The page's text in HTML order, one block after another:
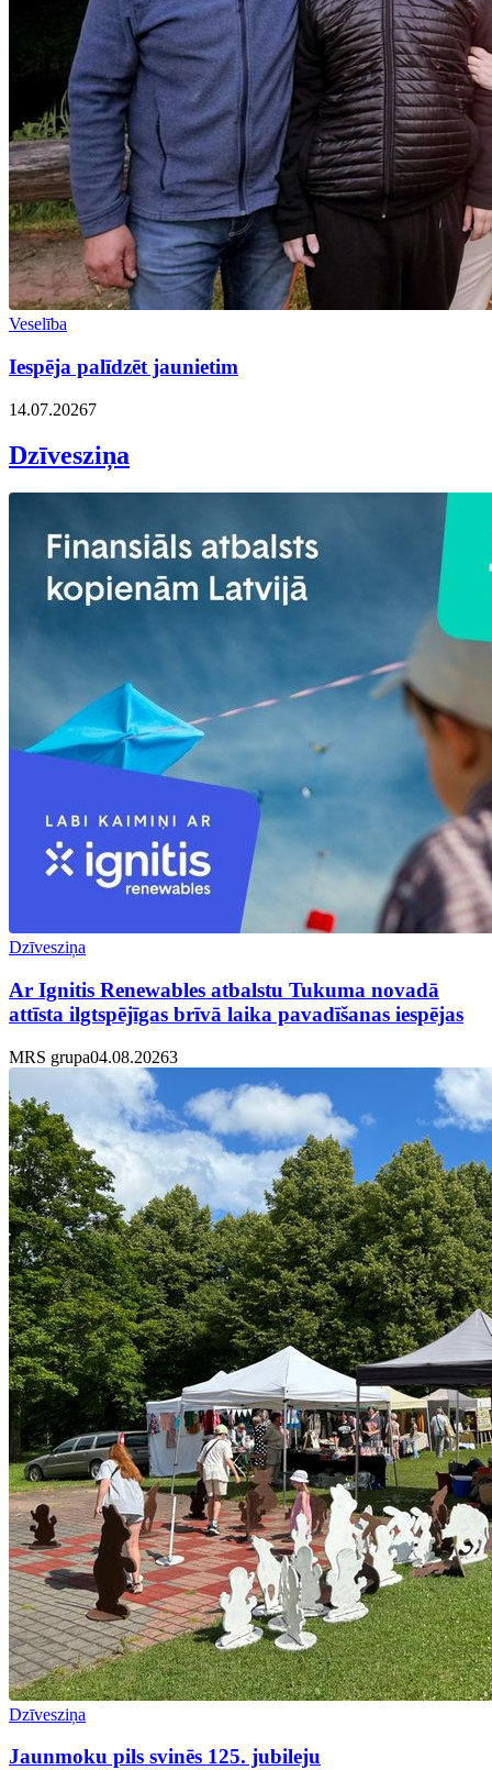
Veselība
Iespēja palīdzēt jaunietim
14.07.20267
Dzīvesziņa
Dzīvesziņa
Ar Ignitis Renewables atbalstu Tukuma novadā
attīsta ilgtspējīgas brīvā laika pavadīšanas iespējas
MRS grupa04.08.20263
Dzīvesziņa
Jaunmoku pils svinēs 125. jubileju